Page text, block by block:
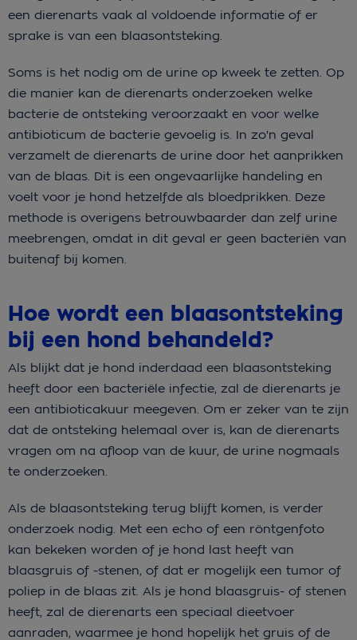
een dierenarts vaak al voldoende informatie of er
sprake is van een blaasontsteking.
Soms is het nodig om de urine op kweek te zetten. Op
die manier kan de dierenarts onderzoeken welke
bacterie de ontsteking veroorzaakt en voor welke
antibioticum de bacterie gevoelig is. In zo'n geval
verzamelt de dierenarts de urine door het aanprikken
van de blaas. Dit is een ongevaarlijke handeling en
voelt voor je hond hetzelfde als bloedprikken. Deze
methode is overigens betrouwbaarder dan zelf urine
meebrengen, omdat in dit geval er geen bacteriën van
buitenaf bij komen.
Hoe wordt een blaasontsteking
bij een hond behandeld?
Als blijkt dat je hond inderdaad een blaasontsteking
heeft door een bacteriële infectie, zal de dierenarts je
een antibioticakuur meegeven. Om er zeker van te zijn
dat de ontsteking helemaal over is, kan de dierenarts
vragen om na afloop van de kuur, de urine nogmaals
te onderzoeken.
Als de blaasontsteking terug blijft komen, is verder
onderzoek nodig. Met een echo of een röntgenfoto
kan bekeken worden of je hond last heeft van
blaasgruis of -stenen, of dat er mogelijk een tumor of
poliep in de blaas zit. Als je hond blaasgruis- of stenen
heeft, zal de dierenarts een speciaal dieetvoer
aanraden, waarmee je hond hopelijk het gruis of de